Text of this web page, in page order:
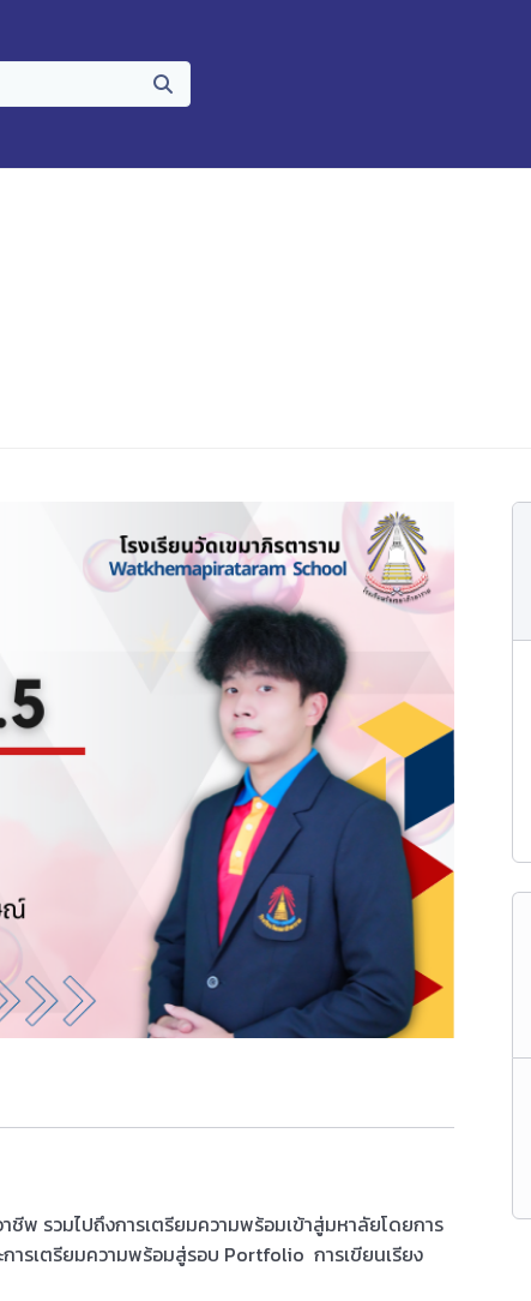
ชีพ รวมไปถึงการเตรียมความพร้อมเข้าสู่มหาลัยโดยการ
ารเตรียมความพร้อมสู่รอบ Portfolio การเขียนเรียง